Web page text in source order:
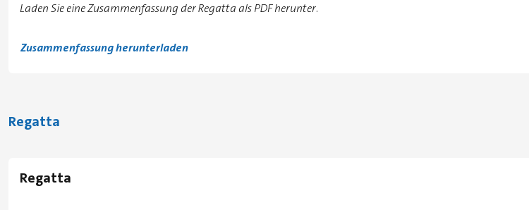
Laden Sie eine Zusammenfassung der Regatta als PDF herunter.
Zusammenfassung herunterladen
Regatta
Regatta